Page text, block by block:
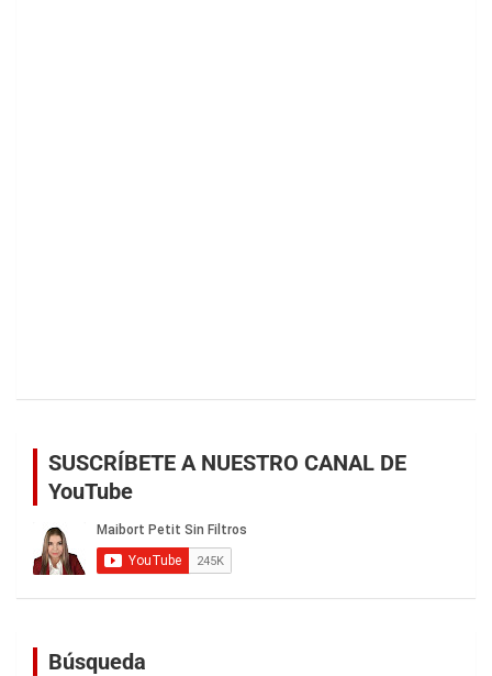
SUSCRÍBETE A NUESTRO CANAL DE
YouTube
Búsqueda